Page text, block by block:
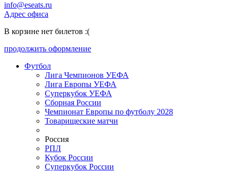
info@eseats.ru
Адрес офиса
В корзине нет билетов :(
продолжить оформление
Футбол
Лига Чемпионов УЕФА
Лига Европы УЕФА
Суперкубок УЕФА
Сборная России
Чемпионат Европы по футболу 2028
Товарищеские матчи
Россия
РПЛ
Кубок России
Суперкубок России